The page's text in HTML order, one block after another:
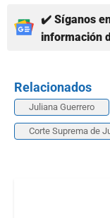
✔️ Síganos
información
Relacionados
Juliana Guerrero
Corte Suprema de